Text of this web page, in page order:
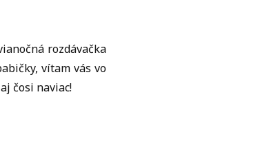
rozdávačka
vítam vás vo
čosi naviac!